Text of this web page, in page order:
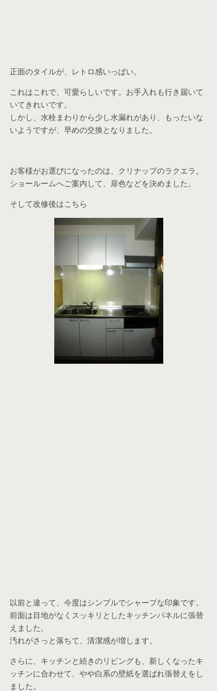
正面のタイルが、レトロ感いっぱい。
これはこれで、可愛らしいです。お手入れも行き届いて
いてきれいです。
しかし、水栓まわりから少し水漏れがあり、もったいな
いようですが、早めの交換となりました。
お客様がお選びになったのは、クリナップのラクエラ。
ショールームへご案内して、扉色などを決めました。
そして改修後はこちら
以前と違って、今度はシンプルでシャープな印象です。
前面は目地がなくスッキリとしたキッチンパネルに張替
えました。
汚れがさっと落ちて、清潔感が増します。
さらに、キッチンと続きのリビングも、新しくなったキ
ッチンに合わせて、やや白系の壁紙を選ばれ張替えをし
ました。